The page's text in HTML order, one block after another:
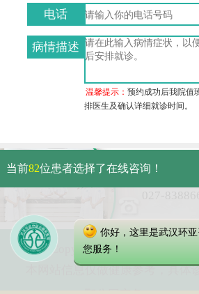
电话
病情描述
温馨提示：预约成功后我院值
排医生及确认详细就诊时间。
武汉市硚
免费电话：
Copyright 2023 武汉环亚中
本网站信息仅做健康参考，具体
当前82位患者选择了在线咨询！
你好，这里是武汉环
您服务！